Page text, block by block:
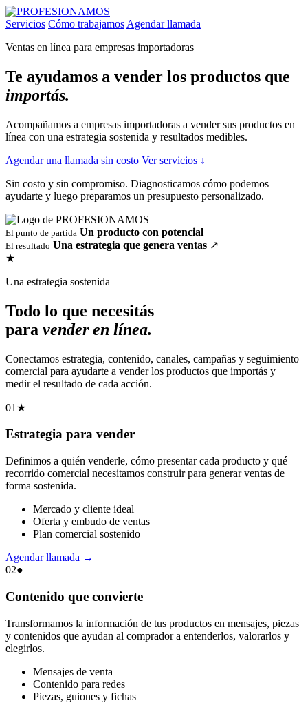
Servicios Cómo trabajamos Agendar llamada
Ventas en línea para empresas importadoras
Te ayudamos a vender los productos que
importás.
Acompañamos a empresas importadoras a vender sus productos en
línea con una estrategia sostenida y resultados medibles.
Agendar una llamada sin costo Ver servicios ↓
Sin costo y sin compromiso. Diagnosticamos cómo podemos
ayudarte y luego preparamos un presupuesto personalizado.
El punto de partida Un producto con potencial
El resultado Una estrategia que genera ventas ↗
★
Una estrategia sostenida
Todo lo que necesitás
para vender en línea.
Conectamos estrategia, contenido, canales, campañas y seguimiento
comercial para ayudarte a vender los productos que importás y
medir el resultado de cada acción.
01 ★
Estrategia para vender
Definimos a quién venderle, cómo presentar cada producto y qué
recorrido comercial necesitamos construir para generar ventas de
forma sostenida.
Mercado y cliente ideal
Oferta y embudo de ventas
Plan comercial sostenido
Agendar llamada →
02●
Contenido que convierte
Transformamos la información de tus productos en mensajes, piezas
y contenidos que ayudan al comprador a entenderlos, valorarlos y
elegirlos.
Mensajes de venta
Contenido para redes
Piezas, guiones y fichas